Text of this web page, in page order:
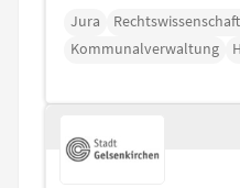
Jura
Kommunalverwaltung